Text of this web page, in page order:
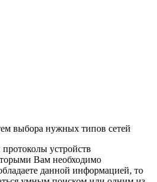
выбора нужных типов сетей
устройств
Вам необходимо
данной информацией, то